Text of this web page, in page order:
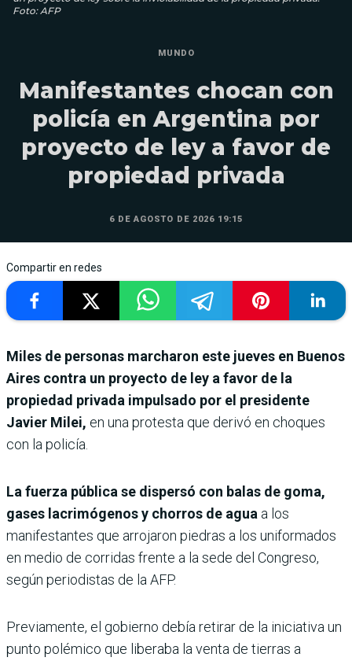
Foto: AFP
MUNDO
Manifestantes chocan con
policía en Argentina por
proyecto de ley a favor de
propiedad privada
6 DE AGOSTO DE 2026 19:15
Compartir en redes
Miles de personas marcharon este jueves en Buenos
Aires contra un proyecto de ley a favor de la
propiedad privada impulsado por el presidente
Javier Milei, en una protesta que derivó en choques
con la policía.
La fuerza pública se dispersó con balas de goma,
gases lacrimógenos y chorros de agua a los
manifestantes que arrojaron piedras a los uniformados
en medio de corridas frente a la sede del Congreso,
según periodistas de la AFP.
Previamente, el gobierno debía retirar de la iniciativa un
punto polémico que liberaba la venta de tierras a